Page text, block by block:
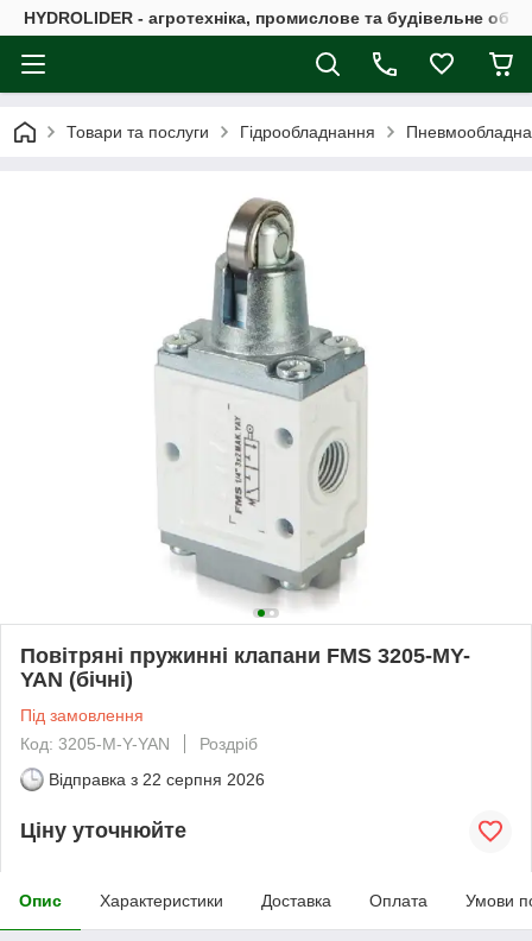
HYDROLIDER - агротехніка, промислове та будівельне
Товари та послуги Гідрообладнання
Повітряні пружинні клапани FMS 3205-MY-
YAN (бічні)
Під замовлення
Код: 3205-M-Y-YAN
Роздріб
Відправка з 22 серпня 2026
Ціну уточнюйте
Опис Характеристики Доставка Оплата Умови